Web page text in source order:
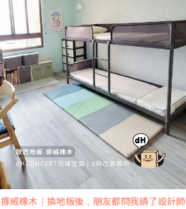
挪威橡木｜換地板後，朋友都問我請了設計師